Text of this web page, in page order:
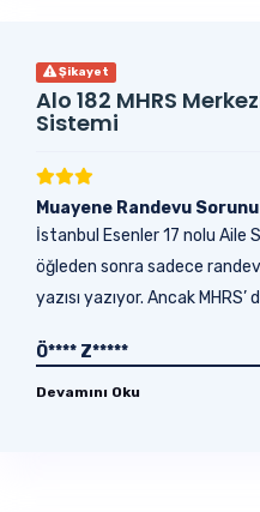
Şikayet
Alo 182 MHRS
Sistemi
Muayene Randevu Sorunu
İstanbul Esenler 17 nolu Aile
öğleden sonra sadece
yazısı yazıyor. Ancak MHRS’
Ö**** Z*****
Devamını Oku